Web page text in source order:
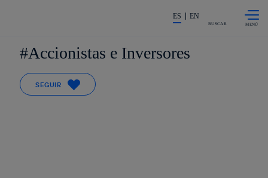
La acción en accionistas e
ES EN
BUSCAR
Accionistas e Inversores
SEGUIR